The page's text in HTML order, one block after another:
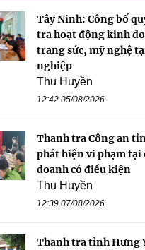
Tây Ninh: Công bố
tra hoạt động kinh
trang sức, mỹ nghệ
nghiệp
Thu Huyền
12:42 05/08/2026
Thanh tra Công an
phát hiện vi phạm tại
doanh có điều kiện
Thu Huyền
12:39 07/08/2026
Thanh tra tỉnh Hưng